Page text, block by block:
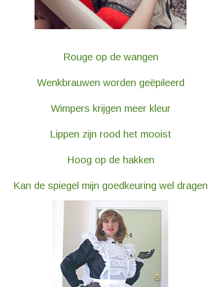
Rouge op de wangen
Wenkbrauwen worden geëpileerd
Wimpers krijgen meer kleur
Lippen zijn rood het mooist
Hoog op de hakken
Kan de spiegel mijn goedkeuring wel dragen